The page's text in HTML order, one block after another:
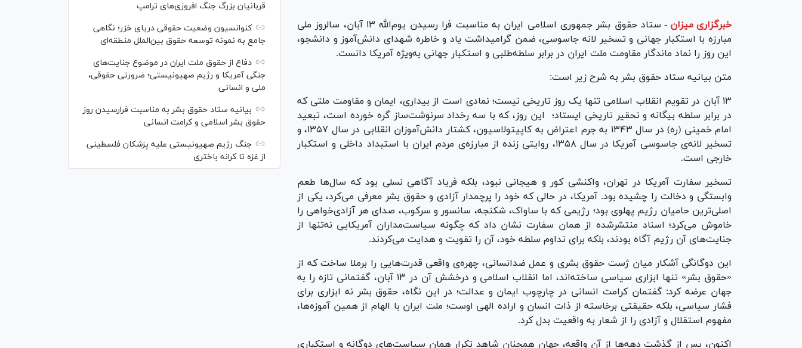
خبرگزاری میزان -
ستاد حقوق بشر جمهوری اسلامی ایران به مناسبت فرا رسیدن یوم‌الله ۱۳ آبان، سالروز ملی
مبارزه با استکبار جهانی و تسخیر لانه جاسوسی، ضمن گرامیداشت یاد و خاطره شهدای دانش‌آموز و دانشجو،
این روز را نماد ماندگار مقاومت ملت ایران در برابر سلطه‌طلبی و استکبار جهانی به‌ویژه آمریکا دانست.
متن بیانیه ستاد حقوق بشر به شرح زیر است:
۱۳ آبان در تقویم انقلاب اسلامی تنها یک روز تاریخی نیست؛ نمادی است از بیداری، ایمان و مقاومت ملتی که
در برابر سلطه‌ بیگانه و تحقیر تاریخی ایستاد؛ این روز، که با سه رخداد سرنوشت‌ساز گره خورده است، تبعید
امام خمینی (ره) در سال ۱۳۴۳ به جرم اعتراض به کاپیتولاسیون، کشتار دانش‌آموزان انقلابی در سال ۱۳۵۷، و
تسخیر لانه‌ی جاسوسی آمریکا در سال ۱۳۵۸، روایتی زنده از مبارزه‌ی مردم ایران با استبداد داخلی و استکبار
خارجی است.
تسخیر سفارت آمریکا در تهران، واکنشی کور و هیجانی نبود، بلکه فریاد آگاهی نسلی بود که سال‌ها طعم
وابستگی و دخالت را چشیده بود. آمریکا، در حالی که خود را پرچمدار آزادی و حقوق بشر معرفی می‌کرد، یکی از
اصلی‌ترین حامیان رژیم پهلوی بود؛ رژیمی که با ساواک، شکنجه، سانسور و سرکوب، صدای هر آزادی‌خواهی را
خاموش می‌کرد؛ اسناد منتشرشده از همان سفارت نشان داد که چگونه سیاست‌مداران آمریکایی نه‌تنها از
جنایت‌های آن رژیم آگاه بودند، بلکه برای تداوم سلطه‌ خود، آن را تقویت و هدایت می‌کردند.
این دوگانگی آشکار میان ژست حقوق بشری و عمل ضدانسانی، چهره‌ی واقعی قدرت‌هایی را برملا ساخت که از
«حقوق بشر» تنها ابزاری سیاسی ساخته‌اند، اما انقلاب اسلامی و درخشش آن در ۱۳ آبان، گفتمانی تازه را به
جهان عرضه کرد: گفتمان کرامت انسانی در چارچوب ایمان و عدالت؛ در این نگاه، حقوق بشر نه ابزاری برای
فشار سیاسی، بلکه حقیقتی برخاسته از ذات انسان و اراده‌ الهی اوست؛ ملت ایران با الهام از همین آموزه‌ها،
مفهوم استقلال و آزادی را از شعار به واقعیت بدل کرد.
اکنون، پس از گذشت دهه‌ها از آن واقعه، جهان همچنان شاهد تکرار همان سیاست‌های دوگانه و استکباری
قربانیان بزرگ جنگ افروزی‌های ترامپ
کنوانسیون وضعیت حقوقی دریای خزر؛ نگاهی
جامع به نمونه توسعه حقوق بین‌الملل منطقه‌ای
دفاع از حقوق ملت ایران در موضوع جنایت‌های
جنگی آمریکا و رژیم صهیونیستی؛ ضرورتی حقوقی،
ملی و انسانی
بیانیه ستاد حقوق بشر به مناسبت فرارسیدن روز
حقوق بشر اسلامی و کرامت انسانی
جنگ رژیم صهیونیستی علیه پزشکان فلسطینی
از غزه تا کرانه باختری